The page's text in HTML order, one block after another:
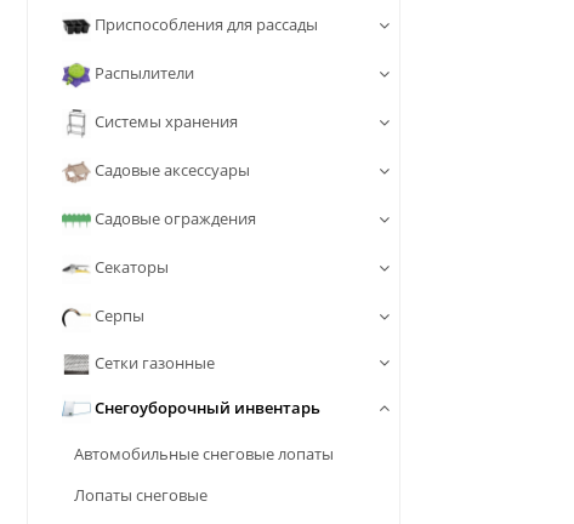
Приспособления для рассады
Распылители
Системы хранения
Садовые аксессуары
Садовые ограждения
Секаторы
Серпы
Сетки газонные
Снегоуборочный инвентарь
Автомобильные снеговые лопаты
Лопаты снеговые